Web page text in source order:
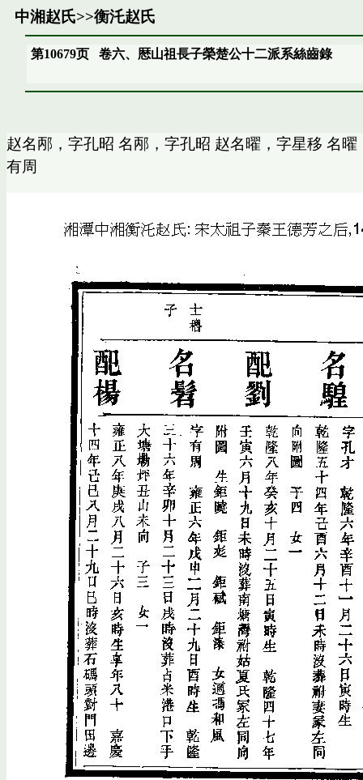
中湘赵氏>>衡汑赵氏
第10679页卷六、厯山祖長子榮楚公十二派系絲齒錄
赵名邴，字孔昭 名邴，字孔昭 赵名曜，字星移 名
有周